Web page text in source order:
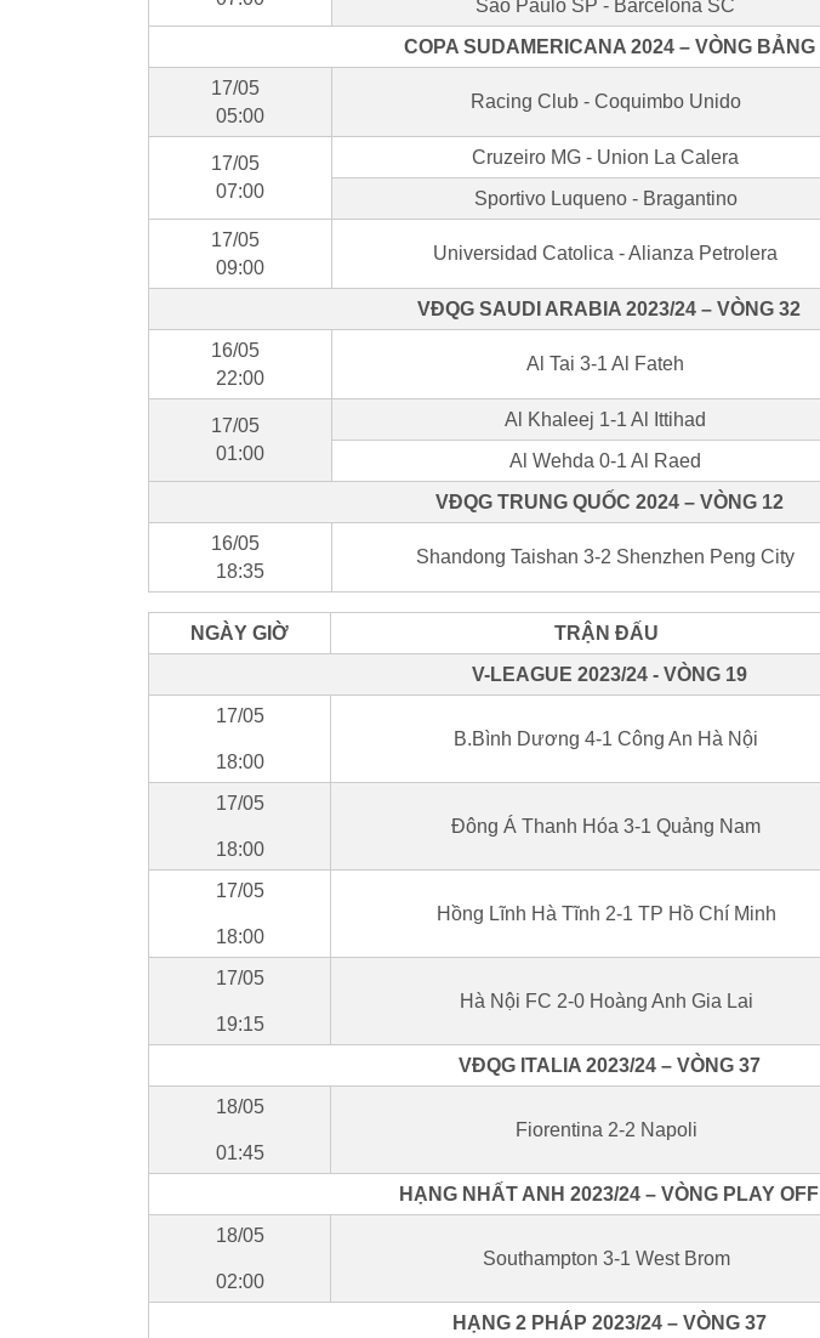
Sao Paulo SP - Barcelona SC
COPA SUDAMERICANA 2024 – VÒNG BẢNG
17/05
05:00
Racing Club - Coquimbo Unido
17/05
07:00
Cruzeiro MG - Union La Calera
Sportivo Luqueno - Bragantino
17/05
09:00
Universidad Catolica - Alianza Petrolera
VĐQG SAUDI ARABIA 2023/24 – VÒNG 32
16/05
22:00
Al Tai 3-1 Al Fateh
17/05
01:00
Al Khaleej 1-1 Al Ittihad
Al Wehda 0-1 Al Raed
VĐQG TRUNG QUỐC 2024 – VÒNG 12
16/05
18:35
Shandong Taishan 3-2 Shenzhen Peng City
NGÀY GIỜ TRẬN ĐẤU
V-LEAGUE 2023/24 - VÒNG 19
17/05
18:00
B.Bình Dương 4-1 Công An Hà Nội
17/05
18:00
Đông Á Thanh Hóa 3-1 Quảng Nam
17/05
18:00
Hồng Lĩnh Hà Tĩnh 2-1 TP Hồ Chí Minh
17/05
19:15
Hà Nội FC 2-0 Hoàng Anh Gia Lai
VĐQG ITALIA 2023/24 – VÒNG 37
18/05
01:45
Fiorentina 2-2 Napoli
HẠNG NHẤT ANH 2023/24 – VÒNG PLAY OFF
18/05
02:00
Southampton 3-1 West Brom
HẠNG 2 PHÁP 2023/24 – VÒNG 37